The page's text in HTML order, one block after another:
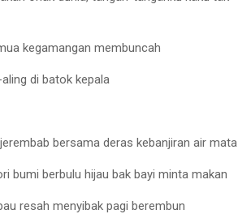
kegamangan membuncah
di batok kepala
bersama deras kebanjiran air mata
bumi berbulu hijau bak bayi minta makan
resah menyibak pagi berembun